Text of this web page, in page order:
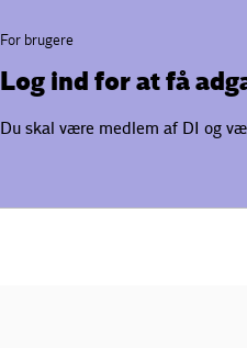
For brugere
Log ind for at få
Du skal være medlem af DI og